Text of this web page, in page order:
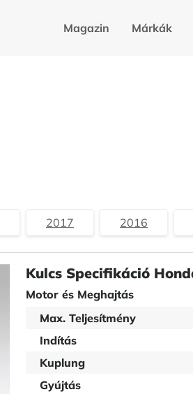
Magazin Márkák
2017 2016
Kulcs Specifikáció
Motor és Meghajtás
Max. Teljesítmény
Indítás
Kuplung
Gyújtás